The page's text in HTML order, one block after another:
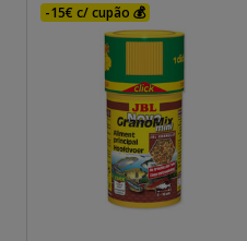
-15€ c/ cupão 💰